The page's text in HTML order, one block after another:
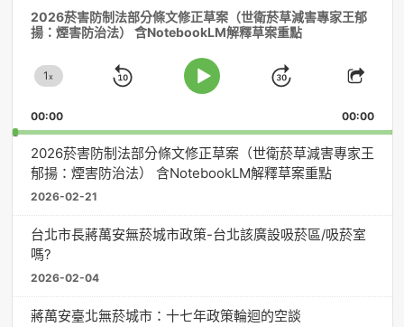
2026菸害防制法部分條文修正草案（世衛菸草減害專家王郁
揚：煙害防治法） 含NotebookLM解釋草案重點
Change
Rate
1x
Skip
Play
Jump
Forward
Share
00:00 00:00
2026菸害防制法部分條文修正草案（世衛菸草減害專家王
郁揚：煙害防治法） 含NotebookLM解釋草案重點
2026-02-21
台北市長蔣萬安無菸城市政策-台北該廣設吸菸區/吸菸室
嗎?
2026-02-04
蔣萬安臺北無菸城市：十七年政策輪迴的空談